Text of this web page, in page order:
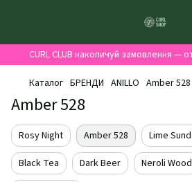
CURL CLUB накопичуй замовлення —
Каталог БРЕНДИ ANILLO Amber 528
Amber 528
Rosy Night Amber 528 Lime
Black Tea
Dark Beer Neroli Wood